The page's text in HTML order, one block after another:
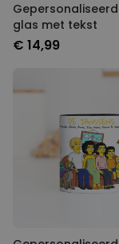
glas met tekst
€ 14,99